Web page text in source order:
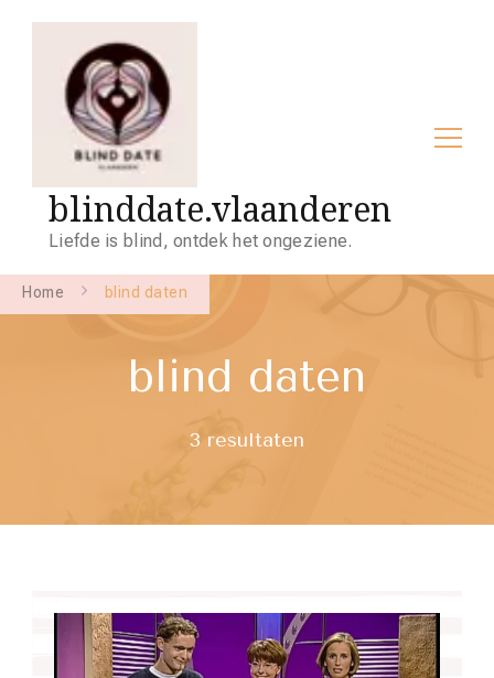
blinddate.vlaanderen
Liefde is blind, ontdek het ongeziene.
Home blind daten
blind daten
3 resultaten